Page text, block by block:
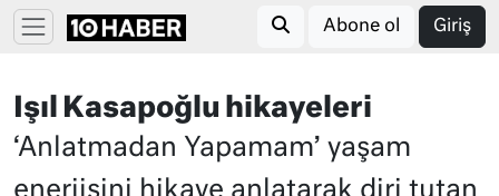
Abone ol Giriş
Işıl Kasapoğlu hikayeleri
‘Anlatmadan Yapamam’ yaşam
enerjisini hikaye anlatarak diri tutan